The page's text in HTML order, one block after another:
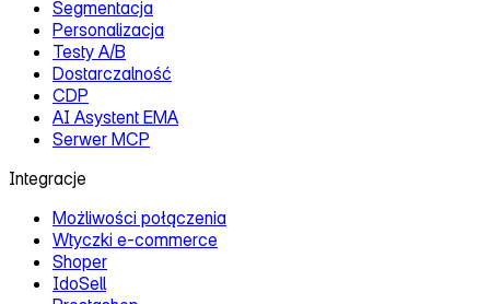
Segmentacja
Personalizacja
Testy A/B
Dostarczalność
CDP
AI Asystent EMA
Serwer MCP
Integracje
Możliwości połączenia
Wtyczki e‑commerce
Shoper
IdoSell